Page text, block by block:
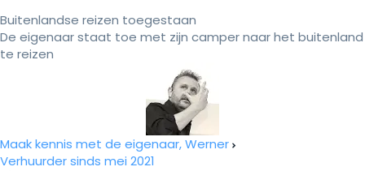
Buitenlandse reizen toegestaan
De eigenaar staat toe met zijn camper naar het buitenland
te reizen
Maak kennis met de eigenaar, Werner
Verhuurder sinds mei 2021